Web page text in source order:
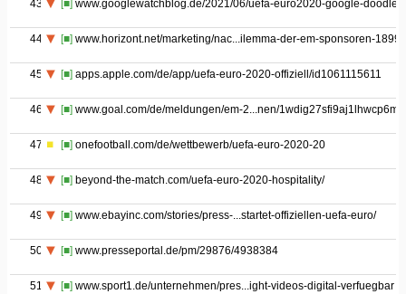
43 [■] www.googlewatchblog.de/2021/06/uefa-euro2020-google-doodle/
44 [■] www.horizont.net/marketing/nac...ilemma-der-em-sponsoren-
45 [■] apps.apple.com/de/app/uefa-euro-2020-offiziell/id1061115611
46 [■] www.goal.com/de/meldungen/em-2...nen/
47 [■] onefootball.com/de/wettbewerb/uefa-euro-2020-20
48 [■] beyond-the-match.com/uefa-euro-2020-hospitality/
49 [■] www.ebayinc.com/stories/press-...startet-offiziellen-uefa-euro/
50 [■] www.presseportal.de/pm/29876/4938384
51 [■] www.sport1.de/unternehmen/pres...ight-videos-digital-verfuegbar